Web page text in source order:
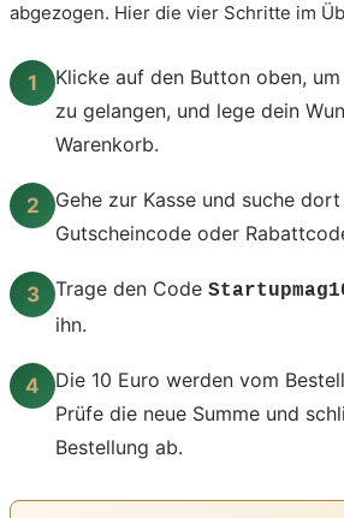
abgezogen. Hier die vier Schritte im
1 Klicke auf den Button oben,
zu gelangen, und lege dein
Warenkorb.
2
Gehe zur Kasse und suche
Gutscheincode oder
3 Trage den Code
ihn.
4
Die 10 Euro werden vom
Prüfe die neue Summe und
Bestellung ab.